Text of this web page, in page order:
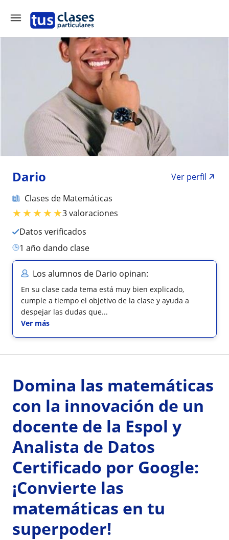
Dario
Ver perfil
Clases de Matemáticas
★★★★★3 valoraciones
Datos verificados
1 año dando clase
Los alumnos de Dario opinan:
En su clase cada tema está muy bien explicado,
cumple a tiempo el objetivo de la clase y ayuda a
despejar las dudas que...
Ver más
Domina las matemáticas
con la innovación de un
docente de la Espol y
Analista de Datos
Certificado por Google:
¡Convierte las
matemáticas en tu
superpoder!